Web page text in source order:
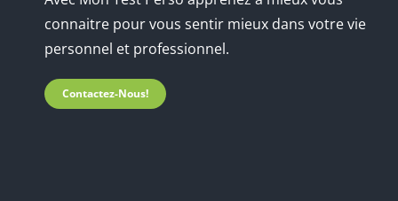
connaitre pour vous sentir mieux dans votre vie
personnel et professionnel.
Contactez-Nous!